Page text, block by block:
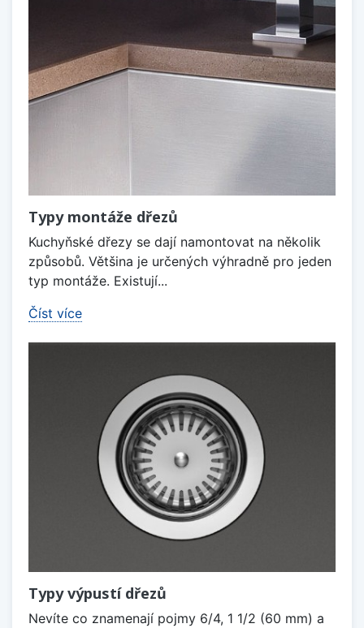
Typy montáže dřezů
Kuchyňské dřezy se dají namontovat na několik
způsobů. Většina je určených výhradně pro jeden
typ montáže. Existují...
Číst více
Typy výpustí dřezů
Nevíte co znamenají pojmy 6/4, 1 1/2 (60 mm) a